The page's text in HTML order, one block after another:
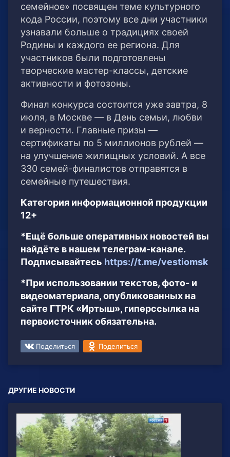
семейное» посвящен теме культурного
кода России, поэтому все дни участники
узнавали больше о традициях своей
Родины и каждого ее региона. Для
участников были подготовлены
творческие мастер-классы, детские
активности и фотозоны.
Финал конкурса состоится уже завтра, 8
июля, в Москве — в День семьи, любви
и верности. Главные призы —
сертификаты по 5 миллионов рублей —
на улучшение жилищных условий. А все
330 семей-финалистов отправятся в
семейные путешествия.
Категория информационной продукции
12+
*Ещё больше оперативных новостей вы
найдёте в нашем телеграм-канале.
Подписывайтесь https://t.me/vestiomsk
*При использовании текстов, фото- и
видеоматериала, опубликованных на
сайте ГТРК «Иртыш», гиперссылка на
первоисточник обязательна.
Поделиться Поделиться
ДРУГИЕ НОВОСТИ